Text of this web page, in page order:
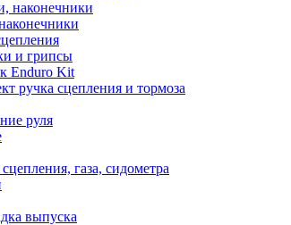
и грипсы
Enduro Kit
ручка сцепления и тормоза
руля
газа, сидометра
выпуска